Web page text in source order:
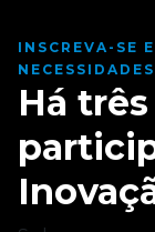
INSCREVA-SE
NECESSIDADES
Há